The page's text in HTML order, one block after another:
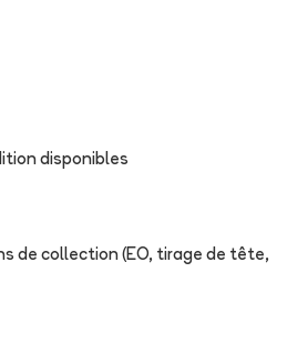
disponibles
de collection (EO, tirage de tête,